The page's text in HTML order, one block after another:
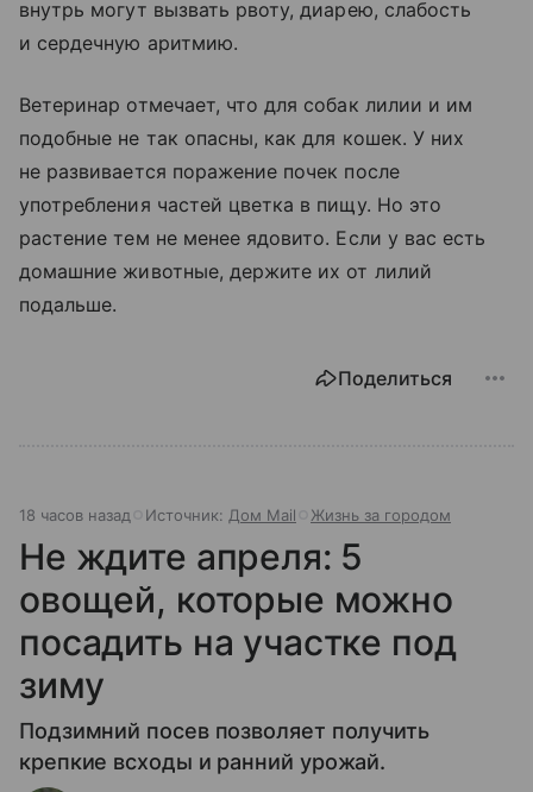
внутрь могут вызвать рвоту, диарею, слабость
и сердечную аритмию.
Ветеринар отмечает, что для собак лилии и им
подобные не так опасны, как для кошек. У них
не развивается поражение почек после
употребления частей цветка в пищу. Но это
растение тем не менее ядовито. Если у вас есть
домашние животные, держите их от лилий
подальше.
Поделиться
18 часов назад Источник: Дом Mail Жизнь за городом
Не ждите апреля: 5
овощей, которые можно
посадить на участке под
зиму
Подзимний посев позволяет получить
крепкие всходы и ранний урожай.